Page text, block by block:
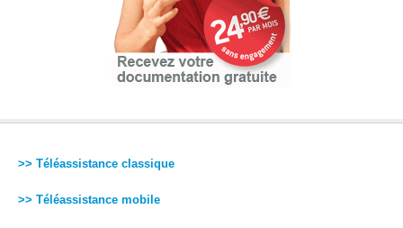
>> Téléassistance classique
>> Téléassistance mobile